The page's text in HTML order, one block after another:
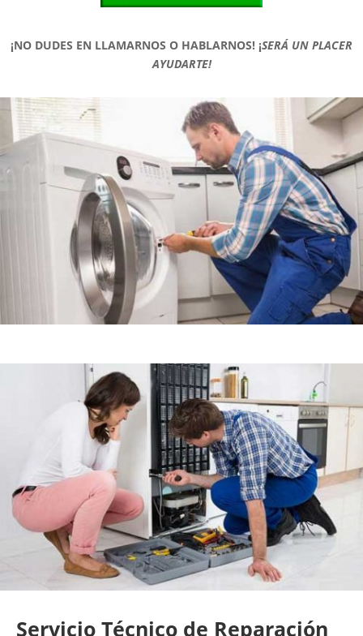
¡NO DUDES EN LLAMARNOS O HABLARNOS! ¡SERÁ UN PLACER
AYUDARTE!
Servicio Técnico de Reparación